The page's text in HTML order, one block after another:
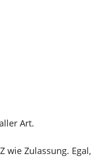
Art.
wie Zulassung. Egal,